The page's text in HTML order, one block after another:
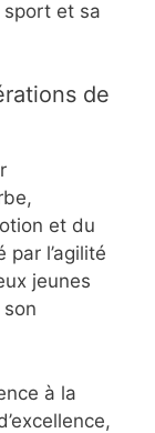
et sa
de
et du
l’agilité
jeunes
à la